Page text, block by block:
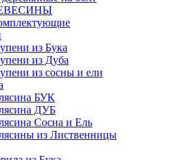
из Бука
из Дуба
из сосны и ели
БУК
ДУБ
Сосна и Ель
из Лиственницы